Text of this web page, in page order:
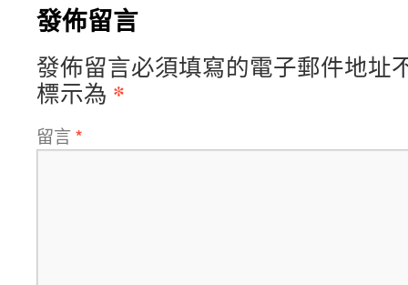
發佈留言
發佈留言必須填寫的電子郵件地址
標示為 *
留言 *